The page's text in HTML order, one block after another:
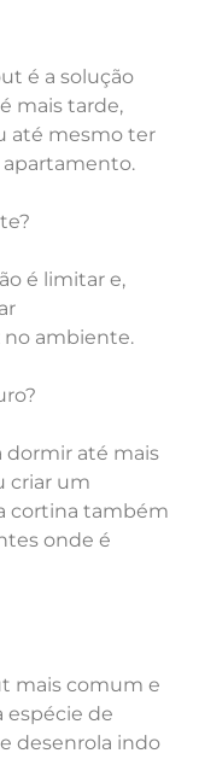
é a solução
mais tarde,
até mesmo ter
apartamento.
é limitar e,
ambiente.
dormir até mais
criar um
cortina também
onde é
mais comum e
espécie de
desenrola indo